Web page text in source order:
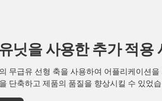
닛을 사용한 추가 적용
무급유 선형 축을 사용하여 어플리케이션
단축하고 제품의 품질을 향상시킬 수 있었